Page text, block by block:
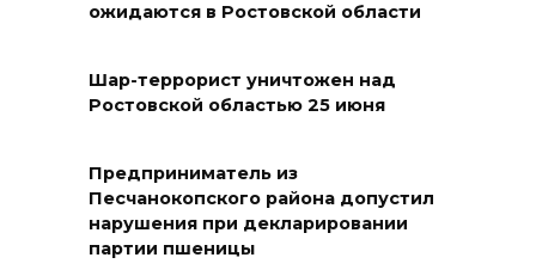
ограничили подачу воды
Диспансеризация дончан
старше 65 лет
ожидаются в Ростовской области
Шар-террорист уничтожен над
Ростовской областью 25 июня
Предприниматель из
Песчанокопского района допустил
нарушения при декларировании
партии пшеницы